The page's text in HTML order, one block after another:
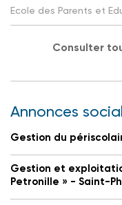
Ecole des Parents et
Consulter
Annonces
Gestion du
Gestion et
Petronille » - Saint-